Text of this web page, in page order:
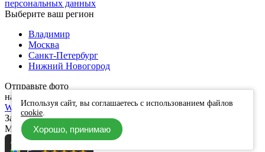
персональных данных
Выберите ваш регион
Владимир
Москва
Санкт-Петербург
Нижний Новогород
Отправьте фото
нам на оценку в любом мессенджере
WhatsApp Telegram Viber
Заявка успешно отправлена.
Мы скоро свяжемся с Вами
Используя сайт, вы соглашаетесь с использованием файлов
cookie.
Хорошо, принимаю